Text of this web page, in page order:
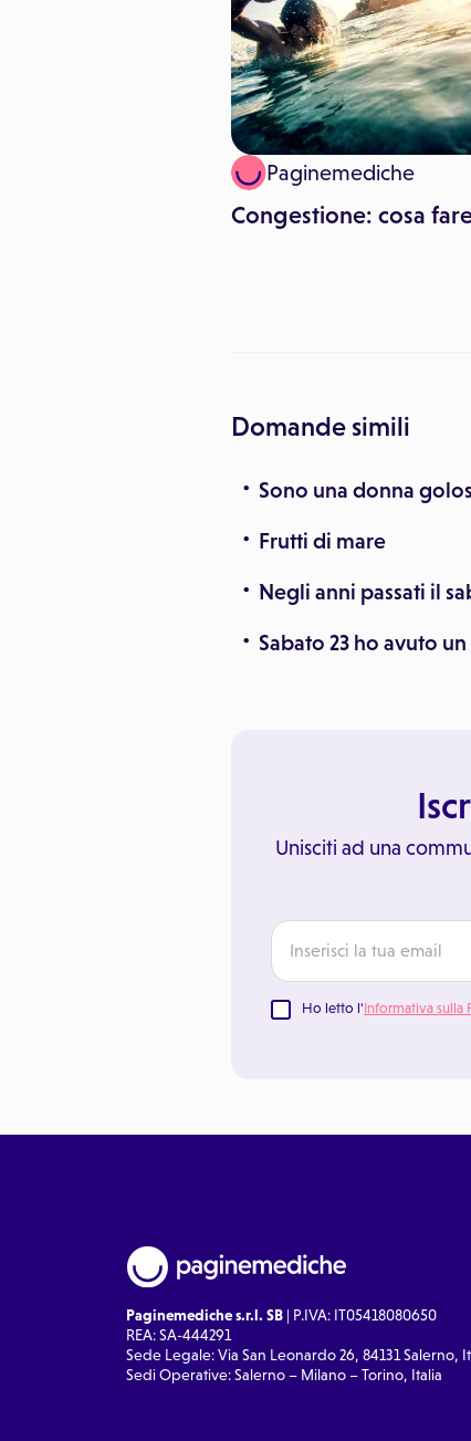
Paginemediche
Congestione: cosa
Domande simili
Sono una donna
Frutti di mare
Negli anni passati il
Sabato 23 ho avuto
Unisciti ad una
Ho letto l'Informativa sulla
Paginemediche s.r.l. SB | P.IVA: IT05418080650
REA: SA-444291
Sede Legale: Via San Leonardo 26, 84131 Salerno,
Sedi Operative: Salerno – Milano – Torino, Italia